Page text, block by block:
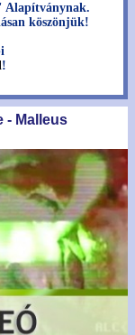
Alapítványnak.
köszönjük!
!
- Malleus